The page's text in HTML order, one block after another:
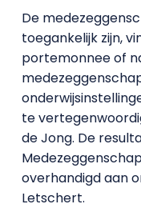
De
toegankelijk zijn,
portemonnee of
te
de Jong. De
overhandigd aan
Letschert.